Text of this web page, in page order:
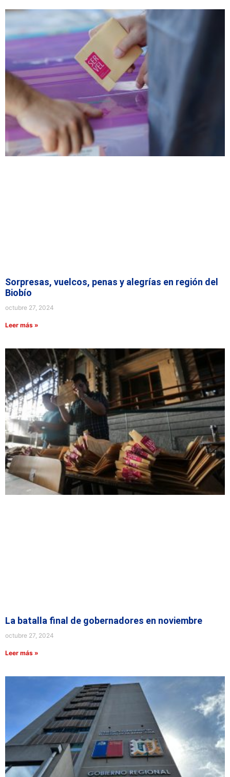
Sorpresas, vuelcos, penas y alegrías en región del
Biobío
octubre 27, 2024
Leer más »
La batalla final de gobernadores en noviembre
octubre 27, 2024
Leer más »